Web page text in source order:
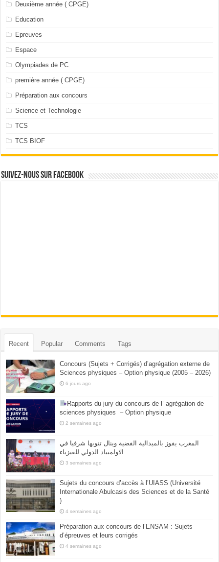
Deuxième année ( CPGE)
Education
Epreuves
Espace
Olympiades de PC
première année ( CPGE)
Préparation aux concours
Science et Technologie
TCS
TCS BIOF
Suivez-nous sur facebook
Recent Popular Comments Tags
Concours (Sujets + Corrigés) d’agrégation externe de
Sciences physiques – Option physique (2005 – 2026)
6 jours ago
Rapports du jury du concours de l’ agrégation de
sciences physiques – Option physique
2 semaines ago
المغرب يفوز بالميدالية الفضية وينال تنويها شرفيا في
الاولمبياد الدولي للفيزياء
3 semaines ago
Sujets du concours d’accès à l’UIASS (Université
Internationale Abulcasis des Sciences et de la Santé
)
4 semaines ago
Préparation aux concours de l’ENSAM : Sujets
d’épreuves et leurs corrigés
4 semaines ago